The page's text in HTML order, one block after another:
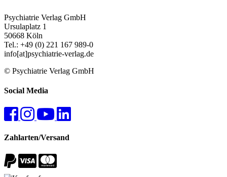
Psychiatrie Verlag GmbH
Ursulaplatz 1
50668 Köln
Tel.: +49 (0) 221 167 989-0
info[at]psychiatrie-verlag.de
© Psychiatrie Verlag GmbH
Social Media
Zahlarten/Versand